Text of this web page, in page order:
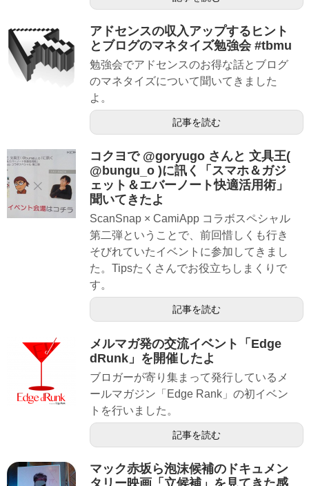
アドセンスの収入アップするヒント
とブログのマネタイズ勉強会 #tbmu
勉強会でアドセンスのお得な話とブログ
のマネタイズについて聞いてきました
よ。
記事を読む
コクヨで @goryugo さんと 文具王(
@bungu_o )に訊く「スマホ＆ガジ
ェット＆エバーノート快適活用術」
聞いてきたよ
ScanSnap × CamiApp コラボスペシャル
第二弾ということで、前回惜しくも行き
そびれていたイベントに参加してきまし
た。Tipsたくさんでお役立ちしまくりで
す。
記事を読む
メルマガ発の交流イベント「Edge
dRunk」を開催したよ
ブロガーが寄り集まって発行しているメ
ールマガジン「Edge Rank」の初イベン
トを行いました。
記事を読む
マック赤坂ら泡沫候補のドキュメン
タリー映画「立候補」を見てきた感